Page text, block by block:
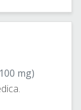
mg)